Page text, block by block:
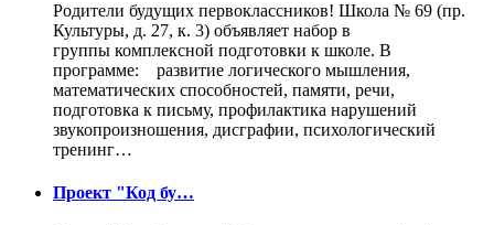
Родители будущих первоклассников! Школа № 69 (пр.
Культуры, д. 27, к. 3) объявляет набор в
группы комплексной подготовки к школе. В
программе: развитие логического мышления,
математических способностей, памяти, речи,
подготовка к письму, профилактика нарушений
звукопроизношения, дисграфии, психологический
тренинг…
Проект "Код бу…